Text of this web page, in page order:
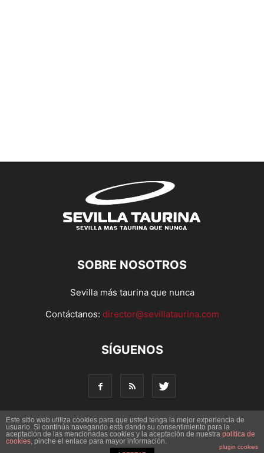
SOBRE NOSOTROS
Sevilla más taurina que nunca
Contáctanos: director@sevillataurina.com
SÍGUENOS
© Copyright 2016 - Sevilla Taurina. Todos los derechos
reservados | Desarrollado por
Este sitio web utiliza cookies para que usted tenga la mejor experiencia de
usuario. Si continúa navegando está dando su consentimiento para la
aceptación de las mencionadas cookies y la aceptación de nuestra política de
cookies, pinche el enlace para mayor información.
plugin cookies